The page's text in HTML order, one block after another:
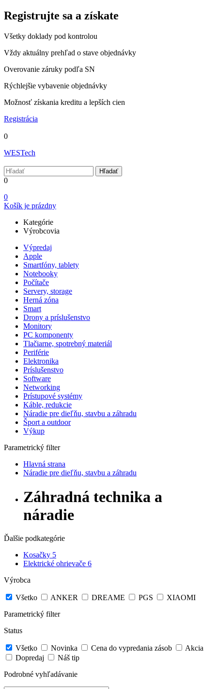
Registrujte sa a získate
Všetky doklady pod kontrolou
Vždy aktuálny prehľad o stave objednávky
Overovanie záruky podľa SN
Rýchlejšie vybavenie objednávky
Možnosť získania kreditu a lepších cien
Registrácia
0
WESTech
Hľadať
0
0
Košík je prázdny
Kategórie
Výrobcovia
Výpredaj
Apple
Smartfóny, tablety
Notebooky
Počítače
Servery, storage
Herná zóna
Smart
Drony a príslušenstvo
Monitory
PC komponenty
Tlačiarne, spotrebný materiál
Periférie
Elektronika
Príslušenstvo
Software
Networking
Prístupové systémy
Káble, redukcie
Náradie pre dieľňu, stavbu a záhradu
Šport a outdoor
Výkup
Parametrický filter
Hlavná strana
Náradie pre dieľňu, stavbu a záhradu
Záhradná technika a
náradie
Ďalšie podkategórie
Kosačky 5
Elektrické ohrievače 6
Výrobca
Všetko ANKER DREAME PGS
XIAOMI
Parametrický filter
Status
Všetko Novinka Cena do vypredania zásob
Akcia
Dopredaj
Náš tip
Podrobné vyhľadávanie